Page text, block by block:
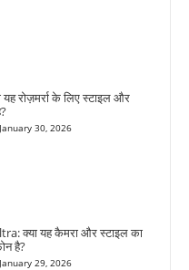
रोज़मर्रा के लिए स्टाइल और
30, 2026
क्या यह कैमरा और स्टाइल का
है?
29, 2026